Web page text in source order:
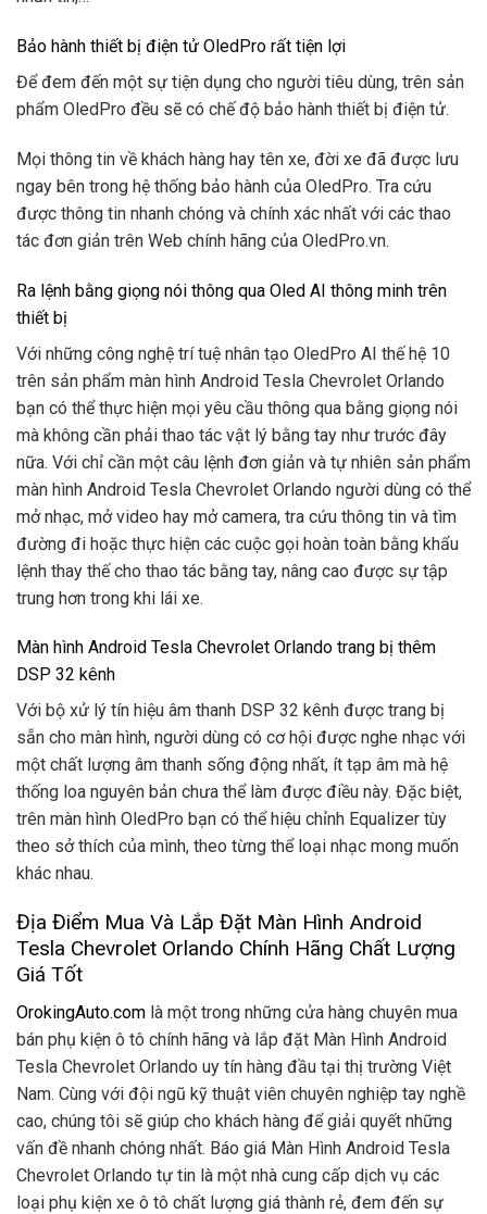
Bảo hành thiết bị điện tử OledPro rất tiện lợi
Để đem đến một sự tiện dụng cho người tiêu dùng, trên sản
phẩm OledPro đều sẽ có chế độ bảo hành thiết bị điện tử.
Mọi thông tin về khách hàng hay tên xe, đời xe đã được lưu
ngay bên trong hệ thống bảo hành của OledPro. Tra cứu
được thông tin nhanh chóng và chính xác nhất với các thao
tác đơn giản trên Web chính hãng của OledPro.vn.
Ra lệnh bằng giọng nói thông qua Oled AI thông minh trên
thiết bị
Với những công nghệ trí tuệ nhân tạo OledPro AI thế hệ 10
trên sản phẩm màn hình Android Tesla Chevrolet Orlando
bạn có thể thực hiện mọi yêu cầu thông qua bằng giọng nói
mà không cần phải thao tác vật lý bằng tay như trước đây
nữa. Với chỉ cần một câu lệnh đơn giản và tự nhiên sản phẩm
màn hình Android Tesla Chevrolet Orlando người dùng có thể
mở nhạc, mở video hay mở camera, tra cứu thông tin và tìm
đường đi hoặc thực hiện các cuộc gọi hoàn toàn bằng khẩu
lệnh thay thế cho thao tác bằng tay, nâng cao được sự tập
trung hơn trong khi lái xe.
Màn hình Android Tesla Chevrolet Orlando trang bị thêm
DSP 32 kênh
Với bộ xử lý tín hiệu âm thanh DSP 32 kênh được trang bị
sẵn cho màn hình, người dùng có cơ hội được nghe nhạc với
một chất lượng âm thanh sống động nhất, ít tạp âm mà hệ
thống loa nguyên bản chưa thể làm được điều này. Đặc biệt,
trên màn hình OledPro bạn có thể hiệu chỉnh Equalizer tùy
theo sở thích của mình, theo từng thể loại nhạc mong muốn
khác nhau.
Địa Điểm Mua Và Lắp Đặt Màn Hình Android
Tesla Chevrolet Orlando Chính Hãng Chất Lượng
Giá Tốt
OrokingAuto.com là một trong những cửa hàng chuyên mua
bán phụ kiện ô tô chính hãng và lắp đặt Màn Hình Android
Tesla Chevrolet Orlando uy tín hàng đầu tại thị trường Việt
Nam. Cùng với đội ngũ kỹ thuật viên chuyên nghiệp tay nghề
cao, chúng tôi sẽ giúp cho khách hàng để giải quyết những
vấn đề nhanh chóng nhất. Báo giá Màn Hình Android Tesla
Chevrolet Orlando tự tin là một nhà cung cấp dịch vụ các
loại phụ kiện xe ô tô chất lượng giá thành rẻ, đem đến sự